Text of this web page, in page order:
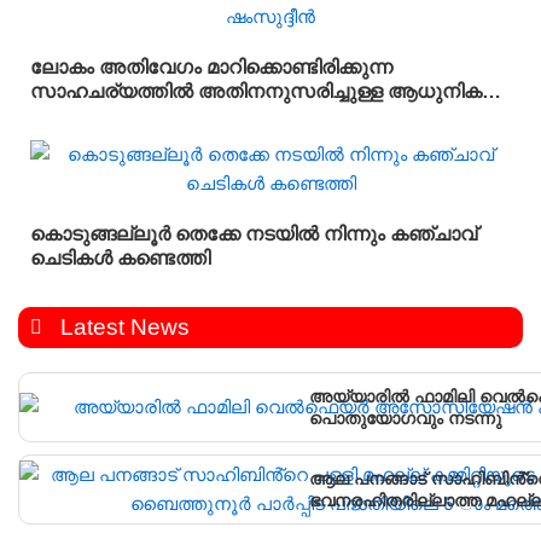
ലോകം അതിവേഗം മാറിക്കൊണ്ടിരിക്കുന്ന
സാഹചര്യത്തിൽ അതിനനുസരിച്ചുള്ള ആധുനിക
വിദ്യാർഥികൾക്ക് ലഭ്യമാക്കുകയാണ് സർക്കാരിന്റെ
ലക്ഷ്യമെന്ന് സംസ്ഥാന വിദ്യാഭ്യാസ മന്ത്രി
അഡ്വ.എൻ. ഷംസുദ്ദീൻ
കൊടുങ്ങല്ലൂർ തെക്കേ നടയിൽ നിന്നും കഞ്ചാവ്
ചെടികൾ കണ്ടെത്തി
Latest News
അയ്യാരിൽ ഫാമിലി
പൊതുയോഗവും നടന്നു
ആല പനങ്ങാട്
ഭവനരഹിതരില്ലാത്ത
വീടിൻ്റെ താക്കോൽ ദാനം